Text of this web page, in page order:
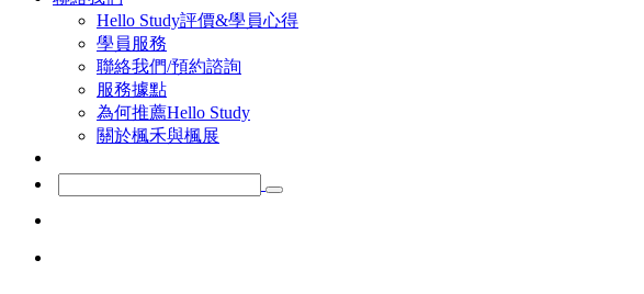
Hello Study評價&學員心得
學員服務
聯絡我們/預約諮詢
服務據點
為何推薦Hello Study
關於楓禾與楓展